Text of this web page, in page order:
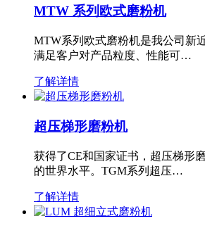
MTW 系列欧式磨粉机
MTW系列欧式磨粉机是我公司新
满足客户对产品粒度、性能可…
了解详情
超压梯形磨粉机
获得了CE和国家证书，超压梯形
的世界水平。TGM系列超压…
了解详情